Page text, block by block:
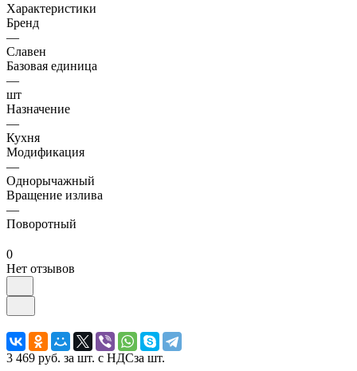
Характеристики
Бренд
—
Славен
Базовая единица
—
шт
Назначение
—
Кухня
Модификация
—
Однорычажный
Вращение излива
—
Поворотный
0
Нет отзывов
3 469 руб. за шт. с НДСза шт.